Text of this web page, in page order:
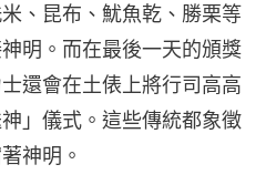
、昆布、魷魚乾、勝栗等
明。而在最後一天的頒獎
還會在土俵上將行司高高
」儀式。這些傳統都象徵
神明。